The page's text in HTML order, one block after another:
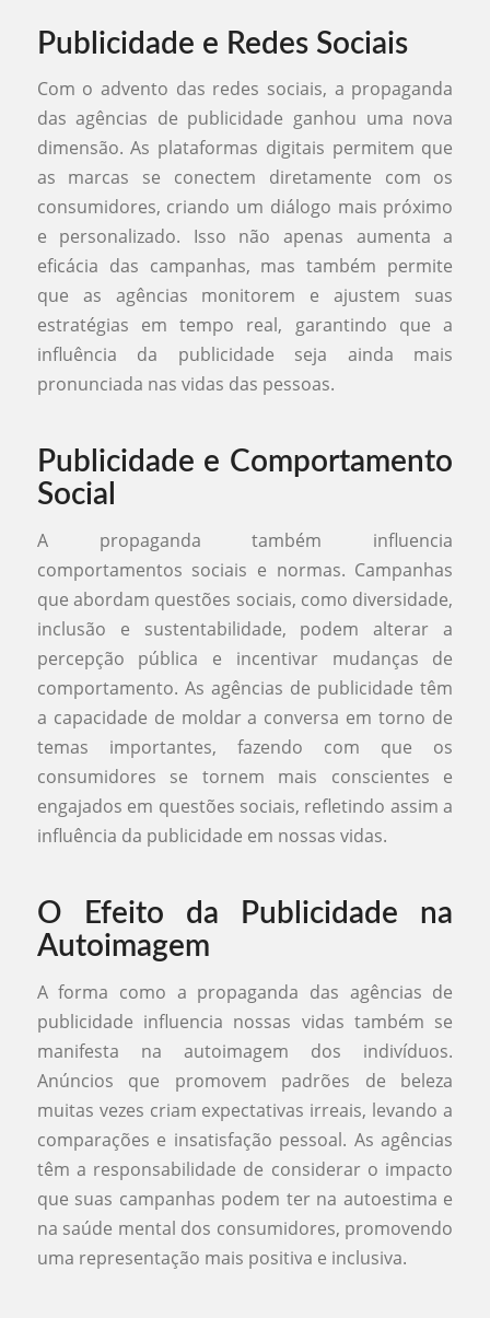
Publicidade e Redes Sociais
Com o advento das redes sociais, a propaganda
das agências de publicidade ganhou uma nova
dimensão. As plataformas digitais permitem que
as marcas se conectem diretamente com os
consumidores, criando um diálogo mais próximo
e personalizado. Isso não apenas aumenta a
eficácia das campanhas, mas também permite
que as agências monitorem e ajustem suas
estratégias em tempo real, garantindo que a
influência da publicidade seja ainda mais
pronunciada nas vidas das pessoas.
Publicidade e Comportamento
Social
A propaganda também influencia
comportamentos sociais e normas. Campanhas
que abordam questões sociais, como diversidade,
inclusão e sustentabilidade, podem alterar a
percepção pública e incentivar mudanças de
comportamento. As agências de publicidade têm
a capacidade de moldar a conversa em torno de
temas importantes, fazendo com que os
consumidores se tornem mais conscientes e
engajados em questões sociais, refletindo assim a
influência da publicidade em nossas vidas.
O Efeito da Publicidade na
Autoimagem
A forma como a propaganda das agências de
publicidade influencia nossas vidas também se
manifesta na autoimagem dos indivíduos.
Anúncios que promovem padrões de beleza
muitas vezes criam expectativas irreais, levando a
comparações e insatisfação pessoal. As agências
têm a responsabilidade de considerar o impacto
que suas campanhas podem ter na autoestima e
na saúde mental dos consumidores, promovendo
uma representação mais positiva e inclusiva.